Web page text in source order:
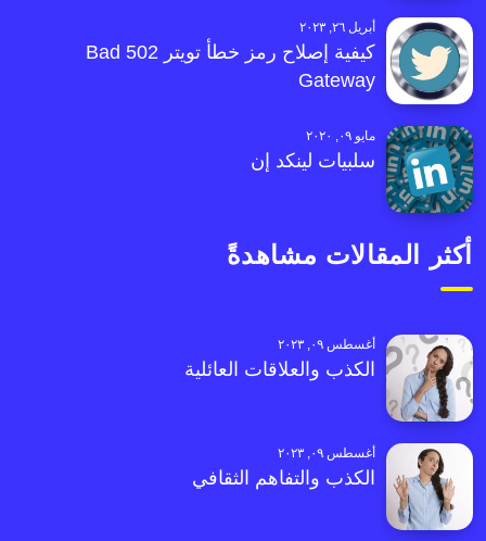
أبريل ٢٦, ٢٠٢٣
كيفية إصلاح رمز خطأ تويتر 502 Bad
Gateway
مايو ٠٩, ٢٠٢٠
سلبيات لينكد إن
أكثر المقالات مشاهدةً
أغسطس ٠٩, ٢٠٢٣
الكذب والعلاقات العائلية
أغسطس ٠٩, ٢٠٢٣
الكذب والتفاهم الثقافي